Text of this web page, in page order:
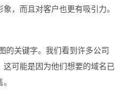
，而且对客户也更有吸引力。
的关键字。我们看到许多公司
可能是因为他们想要的域名已